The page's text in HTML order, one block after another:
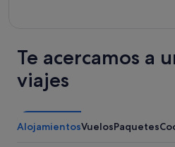
Te acercamos a
viajes
AlojamientosVuelosPaquetes